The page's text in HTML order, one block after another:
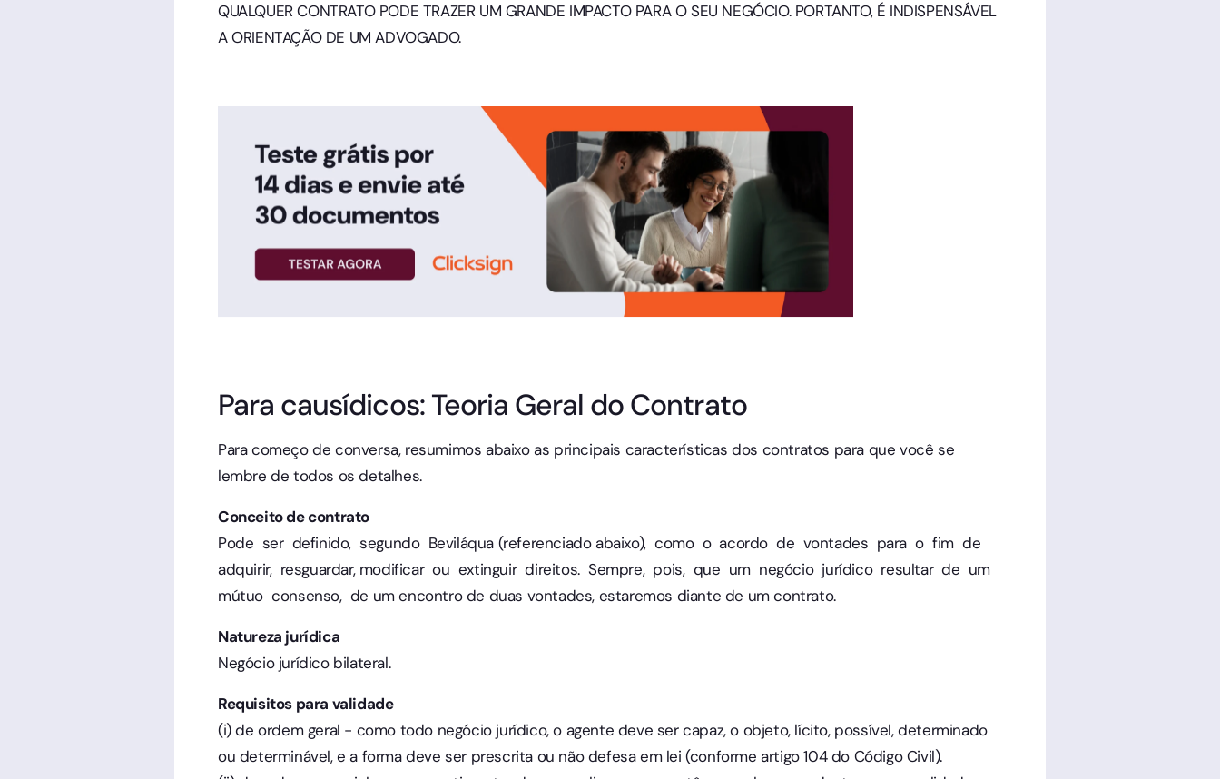
QUALQUER CONTRATO PODE TRAZER UM GRANDE IMPACTO PARA O SEU NEGÓCIO. PORTANTO, É INDISPENSÁVEL
A ORIENTAÇÃO DE UM ADVOGADO.
Para causídicos: Teoria Geral do Contrato
Para começo de conversa, resumimos abaixo as principais características dos contratos para que você se
lembre de todos os detalhes.
Conceito de contrato
Pode ser definido, segundo Beviláqua (referenciado abaixo), como o acordo de vontades para o fim de
adquirir, resguardar, modificar ou extinguir direitos. Sempre, pois, que um negócio jurídico resultar de um
mútuo consenso, de um encontro de duas vontades, estaremos diante de um contrato.
Natureza jurídica
Negócio jurídico bilateral.
Requisitos para validade
(i) de ordem geral - como todo negócio jurídico, o agente deve ser capaz, o objeto, lícito, possível, determinado
ou determinável, e a forma deve ser prescrita ou não defesa em lei (conforme artigo 104 do Código Civil).